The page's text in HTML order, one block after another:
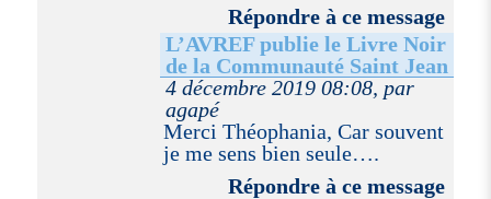
Répondre à ce message
L’AVREF publie le Livre Noir
de la Communauté Saint Jean
4 décembre 2019 08:08, par
agapé
Merci Théophania, Car souvent
je me sens bien seule….
Répondre à ce message